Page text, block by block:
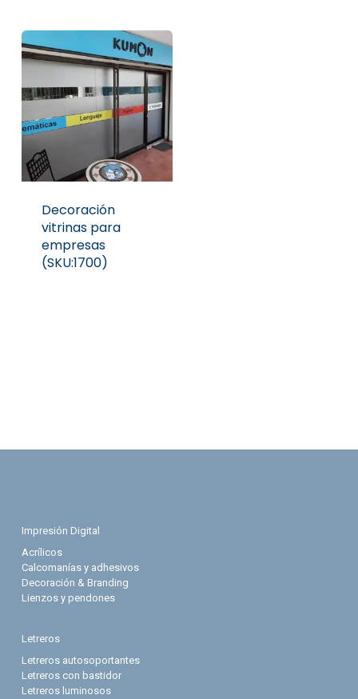
Decoración
vitrinas para
empresas
(SKU:1700)
Impresión Digital
Acrílicos
Calcomanías y adhesivos
Decoración & Branding
Lienzos y pendones
Letreros
Letreros autosoportantes
Letreros con bastidor
Letreros luminosos